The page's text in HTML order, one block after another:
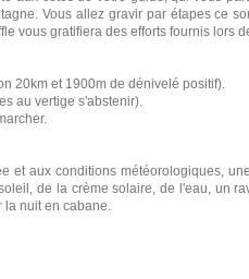
Vous allez gravir par étapes ce
vous gratifiera des efforts fournis lors
20km et 1900m de dénivelé positif).
au vertige s'abstenir).
et aux conditions météorologiques,
de la crème solaire, de l'eau, un
la nuit en cabane.